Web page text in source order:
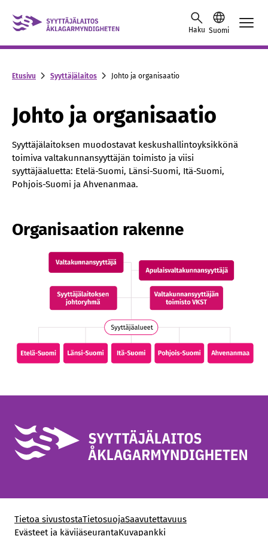
Skip to content -saavutettavuusohje
Haku Suomi
Etusivu Syyttäjälaitos Johto ja organisaatio
Johto ja organisaatio
Syyttäjälaitoksen muodostavat keskushallintoyksikkönä
toimiva valtakunnansyyttäjän toimisto ja viisi
syyttäjäaluetta: Etelä-Suomi, Länsi-Suomi, Itä-Suomi,
Pohjois-Suomi ja Ahvenanmaa.
Organisaation rakenne
Tietoa sivustostaTietosuojaSaavutettavuus
Evästeet ja kävijäseurantaKuvapankki